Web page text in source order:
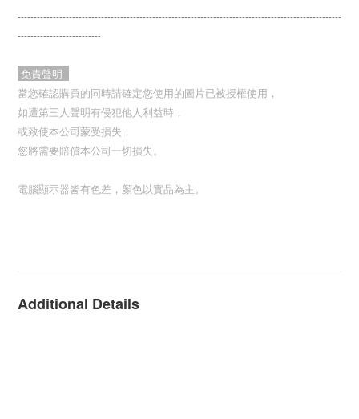
-----------------------------------------------------------------------------------------------------
--------------------------
免責聲明
當您確認購買的同時請確定您使用的圖片已被授權使用，
如遭第三人聲明有侵犯他人利益時，
或致使本公司蒙受損失，
您將需要賠償本公司一切損失。
電腦顯示器皆有色差，顏色以實品為主。
Additional Details